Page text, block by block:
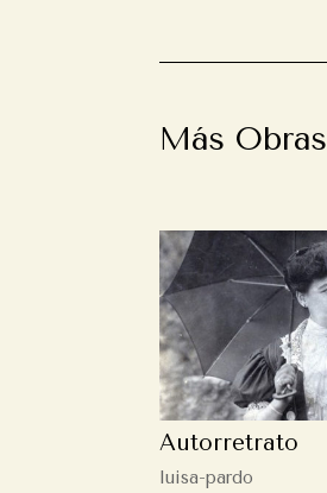
Más Obras
Autorretrato
luisa-pardo